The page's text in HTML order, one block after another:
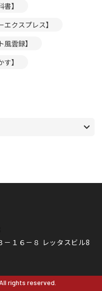
】
クスプレス】
雲録】
】
１６－８ レッタスビル8
rights reserved.